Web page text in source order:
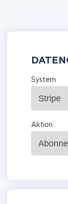
System
Aktion